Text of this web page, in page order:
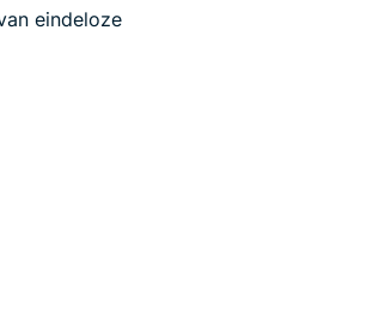
eindeloze